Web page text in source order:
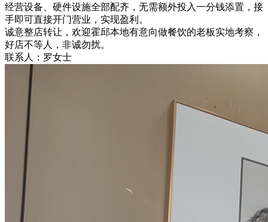
经营设备、硬件设施全部配齐，无需额外投入一分钱添置，接
手即可直接开门营业，实现盈利。
诚意整店转让，欢迎霍邱本地有意向做餐饮的老板实地考察，
好店不等人，非诚勿扰。
联系人：罗女士